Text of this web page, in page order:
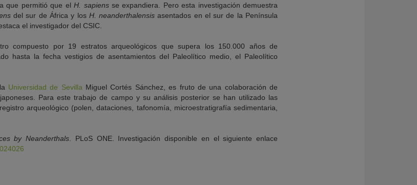
que permitió que elH. sapiensse expandiera. Pero esta investigación demuestra
del sur de África y los H. neanderthalensis asentados en el sur de la Península
el investigador del CSIC.
compuesto por 19 estratos arqueológicos que supera los 150.000 años de
hasta la fecha vestigios de asentamientos del Paleolítico medio, el Paleolítico
Universidad de SevillaMiguel Cortés Sánchez, es fruto de una colaboración de
Para este trabajo de campo y su análisis posterior se han utilizado las
arqueológico (polen, dataciones, tafonomía, microestratigrafía sedimentaria,
by Neanderthals. PLoS ONE. Investigación disponible en el siguiente enlace